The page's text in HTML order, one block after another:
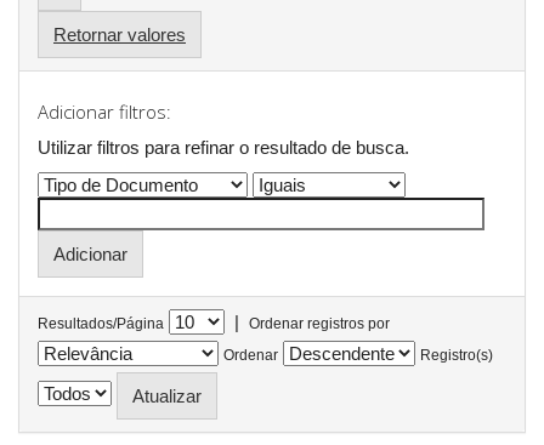
Retornar valores
Adicionar filtros:
Utilizar filtros para refinar o resultado de busca.
Resultados/Página |
Ordenar registros por
Ordenar
Registro(s)